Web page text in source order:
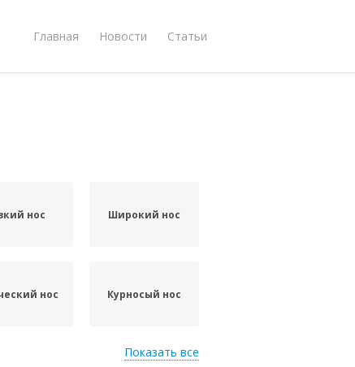
Главная Новости Статьи
нос Широкий нос
нос Курносый нос
Показать все